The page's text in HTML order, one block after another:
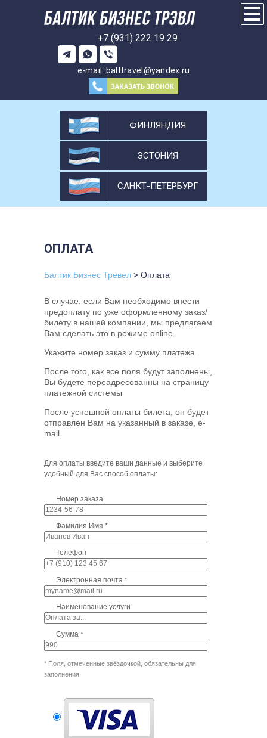
+7 (931) 222 19 29
e-mail: balttravel@yandex.ru
ФИНЛЯНДИЯ
ЭСТОНИЯ
САНКТ-ПЕТЕРБУРГ
ОПЛАТА
Балтик Бизнес Тревел > Оплата
В случае, если Вам необходимо внести
предоплату по уже оформленному заказ/
билету в нашей компании, мы предлагаем
Вам сделать это в режиме online.
Укажите номер заказ и сумму платежа.
После того, как все поля будут заполнены,
Вы будете переадресованны на страницу
платежной системы
После успешной оплаты билета, он будет
отправлен Вам на указанный в заказе, e-
mail.
Для оплаты введите ваши данные и выберите
удобный для Вас способ оплаты:
Номер заказа
Фамилия Имя
Телефон
Электронная почта
Наименование услуги
Сумма
* Поля, отмеченные звёздочкой, обязательны для
заполнения.